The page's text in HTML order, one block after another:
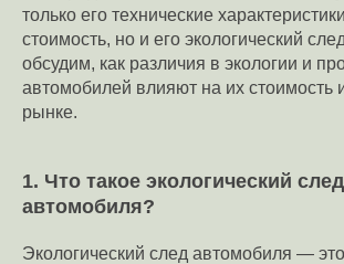
только его технические
стоимость, но и его экологический
обсудим, как различия в экологии и
автомобилей влияют на их стоимость
рынке.
1. Что такое экологический след
автомобиля?
Экологический след автомобиля —